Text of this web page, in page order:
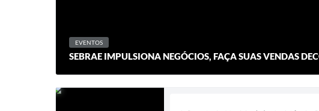
EVENTOS
SEBRAE IMPULSIONA NEGÓCIOS, FAÇA SUAS VENDAS